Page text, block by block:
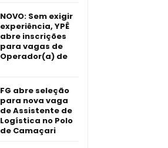
NOVO: Sem exigir
experiência, YPÊ
abre inscrições
para vagas de
Operador(a) de
FG abre seleção
para nova vaga
de Assistente de
Logística no Polo
de Camaçari